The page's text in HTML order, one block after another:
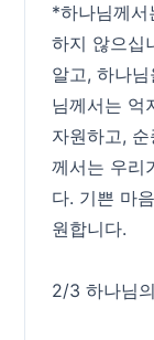
*하나님께서
하지 않으십
알고, 하나
님께서는 억
자원하고,
께서는 우리
다. 기쁜 마
원합니다.
2/3 하나님